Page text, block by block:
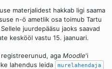
materjalidest hakkab ligi saama
n-ö ametlik osa toimub Tartu
juurdepääsu jaoks saavad
keskööl vastu 15. jaanuari.
aga Moodle'i
lahendus leida
murelahendaja